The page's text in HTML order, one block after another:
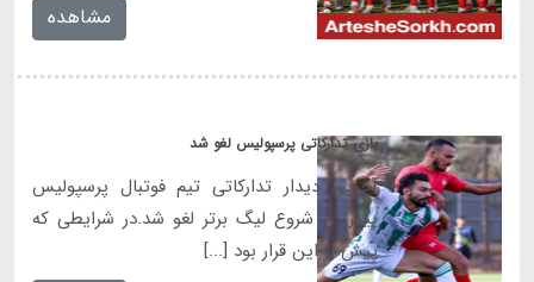
مشاهده
بازی تدارکاتی پرسپولیس لغو شد
آخرین دیدار تدارکاتی تیم فوتبال پرسپولیس
پیش از شروع لیگ برتر لغو شد.در شرایطی که
پیش از این قرار بود [...]